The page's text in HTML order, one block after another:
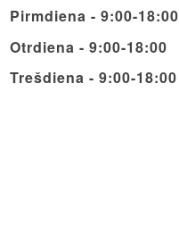
Pirmdiena - 9:00-18:00
Otrdiena - 9:00-18:00
Trešdiena - 9:00-18:00